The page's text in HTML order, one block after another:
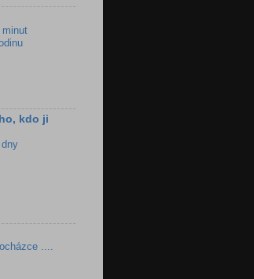
kdo ji
....